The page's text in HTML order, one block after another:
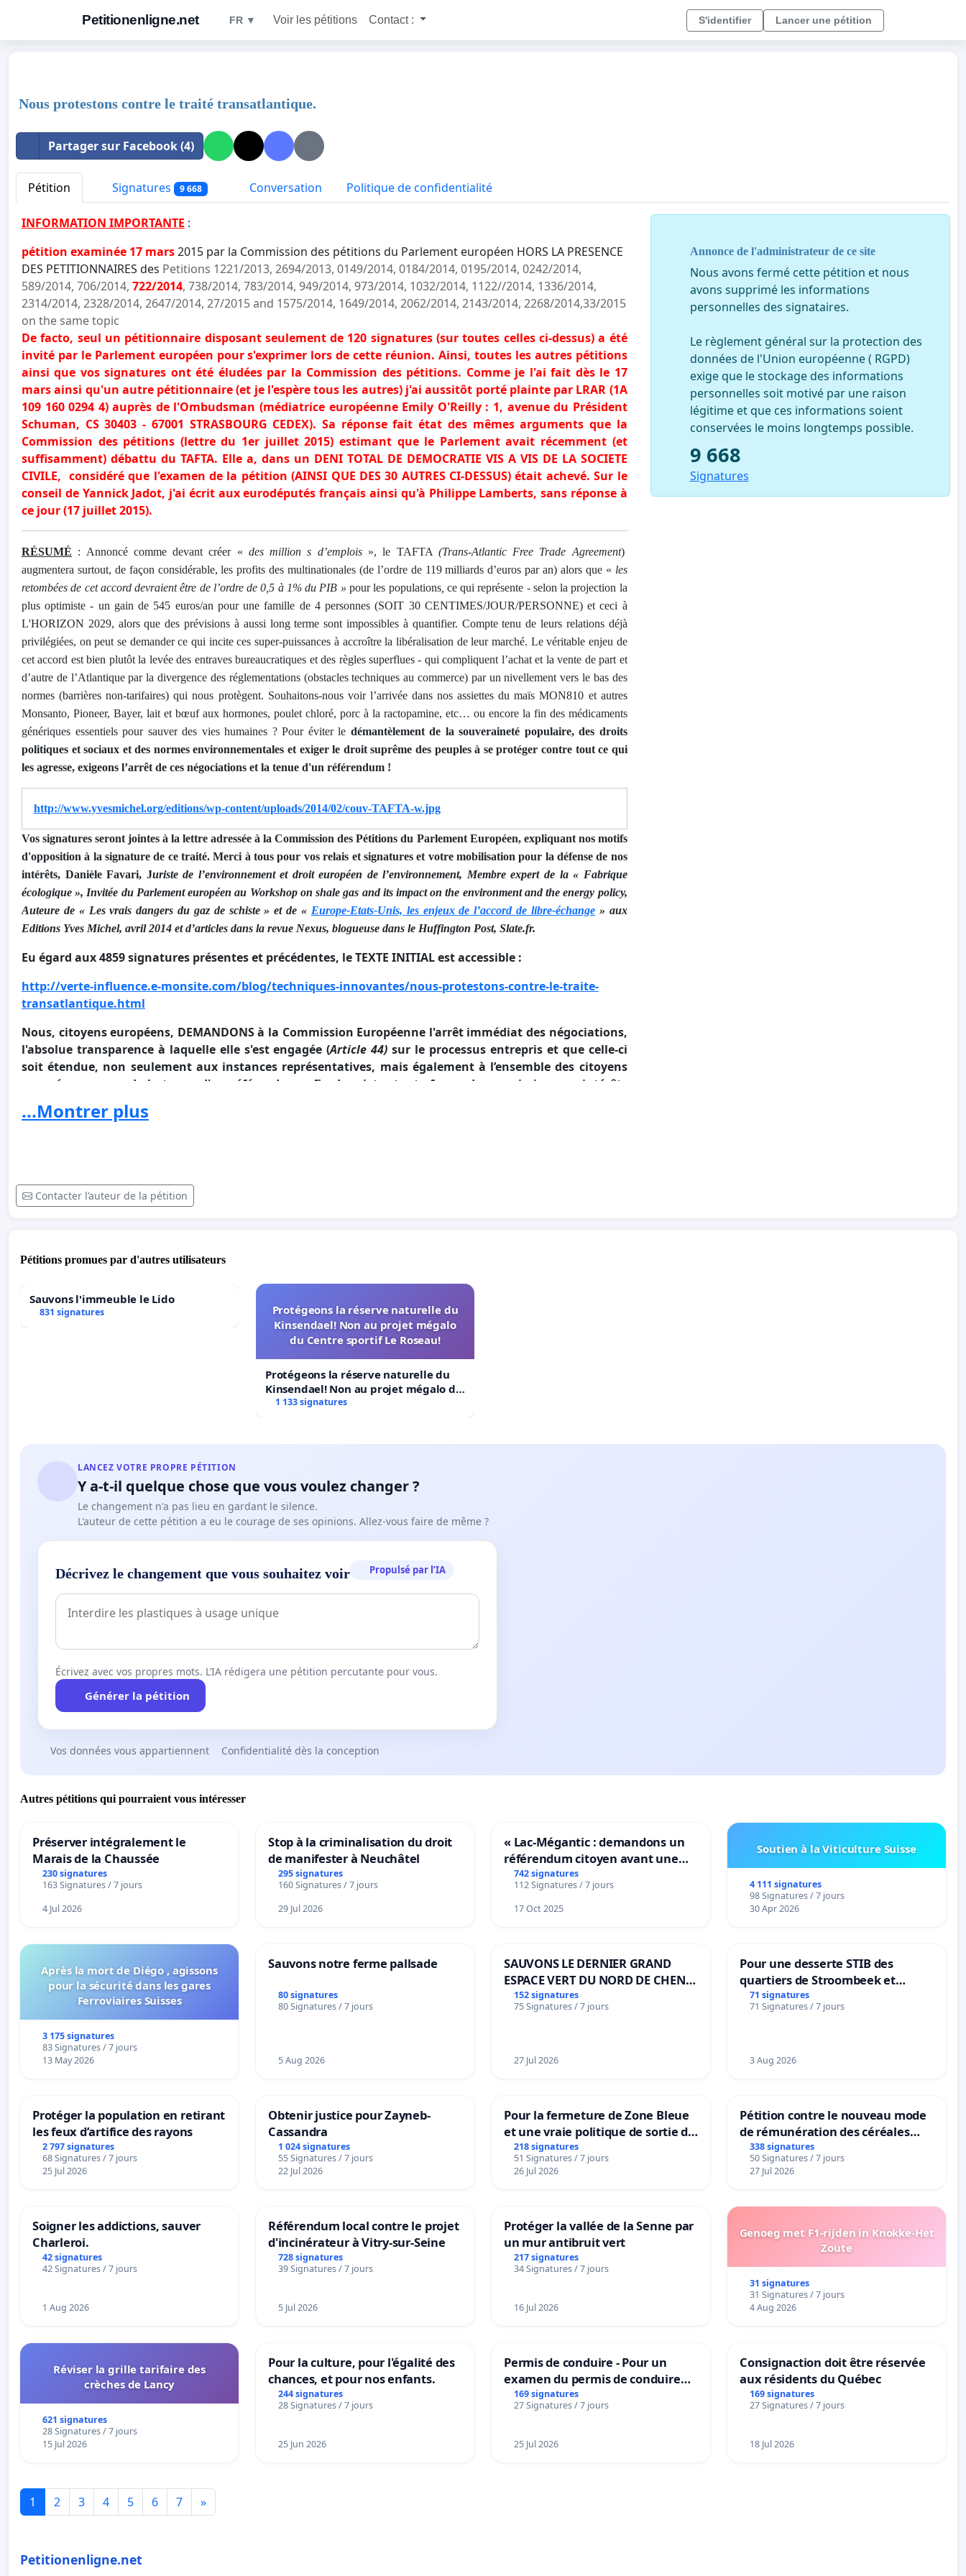
Petitionenligne.net FR ▼ Voir les pétitions Contact : S'identifier Lancer une pétition
Nous protestons contre le traité transatlantique.
Partager sur Facebook (4)
Pétition Signatures 9 668 Conversation Politique de confidentialité
INFORMATION IMPORTANTE :
pétition examinée 17 mars2015 par la Commission des pétitions du Parlement européen HORS LA PRESENCE
DES PETITIONNAIRES des Petitions 1221/2013, 2694/2013, 0149/2014, 0184/2014, 0195/2014, 0242/2014,
589/2014, 706/2014, 722/2014, 738/2014, 783/2014, 949/2014, 973/2014, 1032/2014, 1122//2014, 1336/2014,
2314/2014, 2328/2014, 2647/2014, 27/2015 and 1575/2014, 1649/2014, 2062/2014, 2143/2014, 2268/2014,33/2015
on the same topic
De facto, seul un pétitionnaire disposant seulement de 120 signatures (sur toutes celles ci-dessus) a été
invité par le Parlement européen pour s'exprimer lors de cette réunion. Ainsi, toutes les autres pétitions
ainsi que vos signatures ont été éludées par la Commission des pétitions. Comme je l'ai fait dès le 17
mars ainsi qu'un autre pétitionnaire (et je l'espère tous les autres) j'ai aussitôt porté plainte par LRAR (1A
109 160 0294 4) auprès de l'Ombudsman (médiatrice européenne Emily O'Reilly : 1, avenue du Président
Schuman, CS 30403 - 67001 STRASBOURG CEDEX). Sa réponse fait état des mêmes arguments que la
Commission des pétitions (lettre du 1er juillet 2015) estimant que le Parlement avait récemment (et
suffisamment) débattu du TAFTA. Elle a, dans un DENI TOTAL DE DEMOCRATIE VIS A VIS DE LA SOCIETE
CIVILE, considéré que l'examen de la pétition (AINSI QUE DES 30 AUTRES CI-DESSUS) était achevé. Sur le
conseil de Yannick Jadot, j'ai écrit aux eurodéputés français ainsi qu'à Philippe Lamberts, sans réponse à
ce jour (17 juillet 2015).
RÉSUMÉ : Annoncé comme devant créer « des million s d’emplois», le TAFTA (Trans-Atlantic Free Trade Agreement)
augmentera surtout, de façon considérable, les profits des multinationales (de l’ordre de 119 milliards d’euros par an) alors que « les
retombées de cet accord devraient être de l’ordre de 0,5 à 1% du PIB » pour les populations, ce qui représente - selon la projection la
plus optimiste - un gain de 545 euros/an pour une famille de 4 personnes (SOIT 30 CENTIMES/JOUR/PERSONNE) et ceci à
L'HORIZON 2029, alors que des prévisions à aussi long terme sont impossibles à quantifier. Compte tenu de leurs relations déjà
privilégiées, on peut se demander ce qui incite ces super-puissances à accroître la libéralisation de leur marché. Le véritable enjeu de
cet accord est bien plutôt la levée des entraves bureaucratiques et des règles superflues - qui compliquent l’achat et la vente de part et
d’autre de l’Atlantique par la divergence des réglementations(obstacles techniques au commerce) par un nivellement vers le bas des
normes (barrières non-tarifaires) qui nous protègent. Souhaitons-nous voir l’arrivée dans nos assiettes dumaïs MON810 et autres
Monsanto, Pioneer, Bayer, lait et bœuf aux hormones, poulet chloré, porc à la ractopamine, etc… ou encore la fin des médicaments
génériques essentiels pour sauver des vies humaines ? Pour éviter le démantèlement de la souveraineté populaire, des droits
politiques et sociaux et des normes environnementales et exigerle droit suprême des peuples à se protéger contre tout ce qui
les agresse, exigeons l’arrêt de ces négociations et la tenue d'un référendum !
http://www.yvesmichel.org/editions/wp-content/uploads/2014/02/couv-TAFTA-w.jpg
Vos signatures seront jointes à la lettreadressée à la Commission des Pétitions du Parlement Européen, expliquant nos motifs
d'opposition à la signature de ce traité. Merci à tous pour vos relais et signatures et votre mobilisation pour la défense de nos
intérêts, Danièle Favari, Juriste de l’environnement et droit européen de l’environnement, Membre expert de la « Fabrique
écologique », Invitée du Parlement européen au Workshop on shale gas and its impact on the environment and the energy policy,
Auteure de « Les vrais dangers du gaz de schiste » et de « Europe-Etats-Unis, les enjeux de l’accord de libre-échange» aux
Editions Yves Michel, avril 2014 et d’articles dans la revue Nexus, blogueuse dans le Huffington Post, Slate.fr.
Eu égard aux 4859 signatures présentes et précédentes, le TEXTE INITIAL est accessible :
http://verte-influence.e-monsite.com/blog/techniques-innovantes/nous-protestons-contre-le-traite-
transatlantique.html
Nous, citoyens européens, DEMANDONS à la Commission Européenne l'arrêt immédiat des négociations,
l'absolue transparence à laquelle elle s'est engagée (Article 44) sur le processus entrepris et que celle-ci
soit étendue, non seulement aux instances représentatives, mais également à l’ensemble des citoyens
européens en vue de la tenue d'un
référendum
, afin de rejeter toute forme de soumission aux intérêts
marchands des multinationales.
...Montrer plus
Contacter l’auteur de la pétition
Annonce de l'administrateur de ce site
Nous avons fermé cette pétition et nous
avons supprimé les informations
personnelles des signataires.
Le règlement général sur la protection des
données de l'Union européenne ( RGPD)
exige que le stockage des informations
personnelles soit motivé par une raison
légitime et que ces informations soient
conservées le moins longtemps possible.
9 668
Signatures
Pétitions promues par d'autres utilisateurs
Sauvons l'immeuble le Lido
831 signatures
Protégeons la réserve naturelle du
Kinsendael! Non au projet mégalo
du Centre sportif Le Roseau!
Protégeons la réserve naturelle du
Kinsendael! Non au projet mégalo du
Centre sportif Le Roseau!
1 133 signatures
LANCEZ VOTRE PROPRE PÉTITION
Y a-t-il quelque chose que vous voulez changer ?
Le changement n'a pas lieu en gardant le silence.
L'auteur de cette pétition a eu le courage de ses opinions. Allez-vous faire de même ?
Décrivez le changement que vous souhaitez voir Propulsé par l’IA
Écrivez avec vos propres mots. L’IA rédigera une pétition percutante pour vous.
Générer la pétition
Vos données vous appartiennent Confidentialité dès la conception
Autres pétitions qui pourraient vous intéresser
Préserver intégralement le
Marais de la Chaussée
230 signatures
163 Signatures / 7 jours
4 Jul 2026
Stop à la criminalisation du droit
de manifester à Neuchâtel
295 signatures
160 Signatures / 7 jours
29 Jul 2026
« Lac-Mégantic : demandons un
référendum citoyen avant une
transformation irréversible de
notre territoire »
742 signatures
112 Signatures / 7 jours
17 Oct 2025
Soutien à la Viticulture Suisse
4 111 signatures
98 Signatures / 7 jours
30 Apr 2026
Après la mort de Diégo , agissons
pour la sécurité dans les gares
Ferroviaires Suisses
3 175 signatures
83 Signatures / 7 jours
13 May 2026
Sauvons notre ferme pallsade
80 signatures
80 Signatures / 7 jours
5 Aug 2026
SAUVONS LE DERNIER GRAND
ESPACE VERT DU NORD DE CHENE-
BOUGERIES
152 signatures
75 Signatures / 7 jours
27 Jul 2026
Pour une desserte STIB des
quartiers de Stroombeek et
Beauval - Voor een MIVB-
bediening van de wijken
71 signatures
71 Signatures / 7 jours
3 Aug 2026
Protéger la population en retirant
les feux d’artifice des rayons
2 797 signatures
68 Signatures / 7 jours
25 Jul 2026
Obtenir justice pour Zayneb-
Cassandra
1 024 signatures
55 Signatures / 7 jours
22 Jul 2026
Pour la fermeture de Zone Bleue
et une vraie politique de sortie de
la dépendance
218 signatures
51 Signatures / 7 jours
26 Jul 2026
Pétition contre le nouveau mode
de rémunération des céréales
panifiables de Swiss granum basé
sur la teneur en protéines
338 signatures
50 Signatures / 7 jours
27 Jul 2026
Soigner les addictions, sauver
Charleroi.
42 signatures
42 Signatures / 7 jours
1 Aug 2026
Référendum local contre le projet
d'incinérateur à Vitry-sur-Seine
728 signatures
39 Signatures / 7 jours
5 Jul 2026
Protéger la vallée de la Senne par
un mur antibruit vert
217 signatures
34 Signatures / 7 jours
16 Jul 2026
Genoeg met F1-rijden in Knokke-Het
Zoute
31 signatures
31 Signatures / 7 jours
4 Aug 2026
Réviser la grille tarifaire des
crèches de Lancy
621 signatures
28 Signatures / 7 jours
15 Jul 2026
Pour la culture, pour l'égalité des
chances, et pour nos enfants.
244 signatures
28 Signatures / 7 jours
25 Jun 2026
Permis de conduire - Pour un
examen du permis de conduire
accessible dans plusieurs langues
à Bruxelles
169 signatures
27 Signatures / 7 jours
25 Jul 2026
Consignaction doit être réservée
aux résidents du Québec
169 signatures
27 Signatures / 7 jours
18 Jul 2026
1 2 3 4 5 6 7 »
Petitionenligne.net